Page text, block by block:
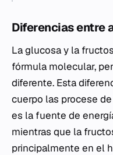
Diferencias entre
La glucosa y la
fórmula molecular,
diferente. Esta
cuerpo las procese
es la fuente de
mientras que la
principalmente en el